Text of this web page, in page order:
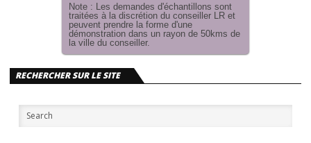
Note : Les demandes d'échantillons sont
traitées à la discrétion du conseiller LR et
peuvent prendre la forme d'une
démonstration dans un rayon de 50kms de
la ville du conseiller.
RECHERCHER SUR LE SITE